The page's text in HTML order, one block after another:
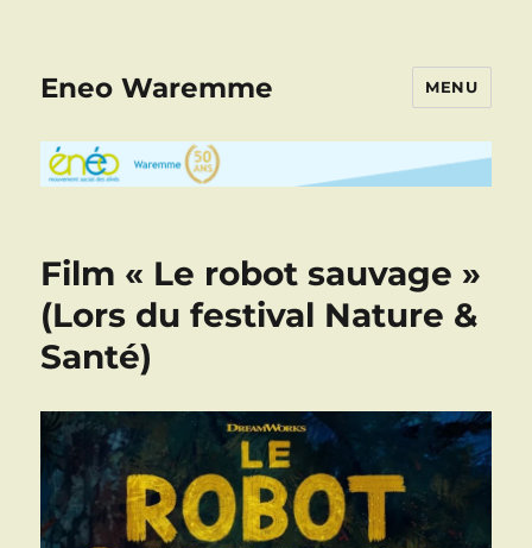
Eneo Waremme MENU
Film « Le robot sauvage »
(Lors du festival Nature &
Santé)